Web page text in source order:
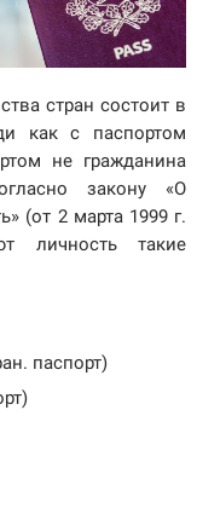
стран состоит в
как с паспортом
не гражданина
закону «О
(от 2 марта 1999 г.
личность такие
паспорт)